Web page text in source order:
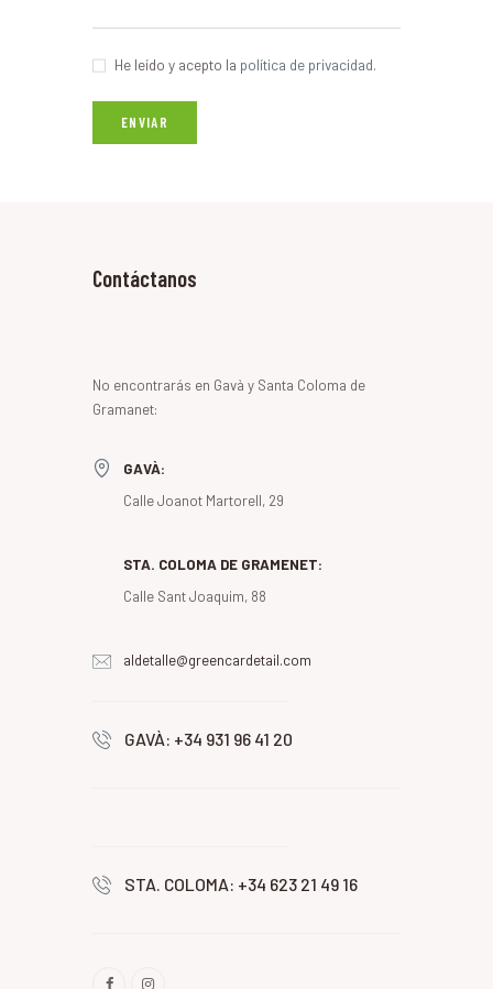
He leído y acepto la política de privacidad.
Contáctanos
No encontrarás en Gavà y Santa Coloma de
Gramanet:
GAVÀ:
Calle Joanot Martorell, 29
STA. COLOMA DE GRAMENET:
Calle Sant Joaquim, 88
aldetalle@greencardetail.com
GAVÀ: +34 931 96 41 20
STA. COLOMA: +34 623 21 49 16